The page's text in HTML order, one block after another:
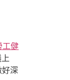
工健
深